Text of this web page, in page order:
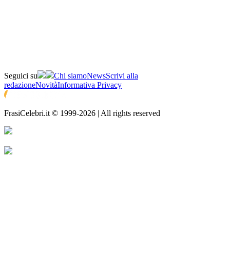
Seguici su Chi siamoNewsScrivi alla
redazioneNovitàInformativa Privacy
FrasiCelebri.it © 1999-2026 | All rights reserved